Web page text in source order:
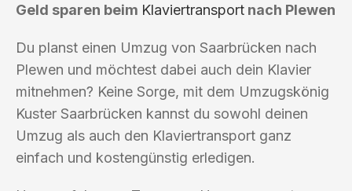
Geld sparen beim Klaviertransport nach Plewen
Du planst einen Umzug von Saarbrücken nach
Plewen und möchtest dabei auch dein Klavier
mitnehmen? Keine Sorge, mit dem Umzugskönig
Kuster Saarbrücken kannst du sowohl deinen
Umzug als auch den Klaviertransport ganz
einfach und kostengünstig erledigen.